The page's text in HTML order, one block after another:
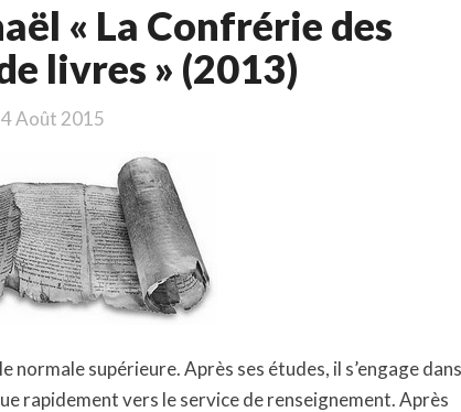
Raphaël
«
La
des
chasseurs
de
livres
»
(2013)
« La Confrérie des
livres » (2013)
4 Août 2015
normale supérieure. Après ses études, il s’engage dans
rapidement vers le service de renseignement. Après